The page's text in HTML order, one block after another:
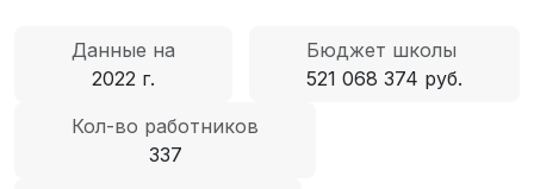
Данные на
2022 г.
Бюджет школы
521 068 374 руб.
Кол-во работников
337